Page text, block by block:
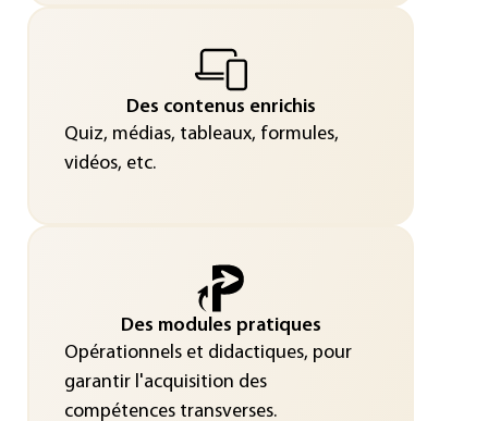
Des contenus enrichis
Quiz, médias, tableaux, formules,
vidéos, etc.
Des modules pratiques
Opérationnels et didactiques, pour
garantir l'acquisition des
compétences transverses.